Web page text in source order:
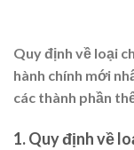
Quy định về loại
hành chính mới
các thành phần
1. Quy định về